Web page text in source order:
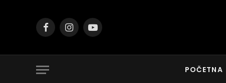
FacebookInstagramYouTube
POČETNA